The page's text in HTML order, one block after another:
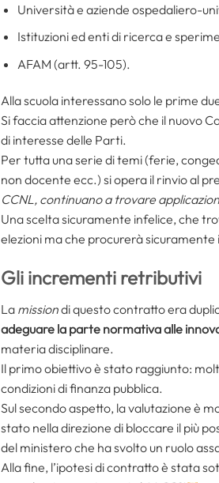
Università e aziende ospedaliero-
Istituzioni ed enti di ricerca e
AFAM (artt. 95-105).
Alla scuola interessano solo le prime
Si faccia attenzione però che il nuovo
di interesse delle Parti.
Per tutta una serie di temi (ferie,
non docente ecc.) si opera il rinvio al
CCNL, continuano a trovare
Una scelta sicuramente infelice, che
elezioni ma che procurerà
Gli incrementi retributivi
La missiondi questo contratto era
adeguare la parte normativa alle
materia disciplinare.
Il primo obiettivo è stato raggiunto:
condizioni di finanza pubblica.
Sul secondo aspetto, la valutazione è
stato nella direzione di bloccare il più
del ministero che ha svolto un ruolo
Alla fine, l’ipotesi di contratto è stata